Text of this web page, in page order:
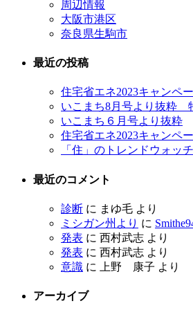
周辺情報
大阪市港区
奈良県生駒市
最近の投稿
住宅省エネ2023キャンペ
いこまち8月号より抜粋
いこまち６月号より抜粋
住宅省エネ2023キャンペ
「住」のトレンドウォ
最近のコメント
診断 に まゆ毛 より
ミシガン州より に
発表 に 西村武志 より
発表 に 西村武志 より
意識 に 上野 康子 より
アーカイブ